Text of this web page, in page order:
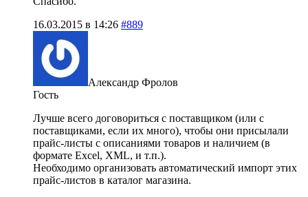
16.03.2015 в 14:26 #889
Александр Фролов
Гость
Лучше всего договориться с поставщиком (или с
поставщиками, если их много), чтобы они присылали
прайс-листы с описаниями товаров и наличием (в
формате Excel, XML, и т.п.).
Необходимо организовать автоматический импорт этих
прайс-листов в каталог магазина.